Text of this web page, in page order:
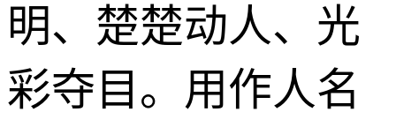
明、楚楚动人、光
彩夺目。用作人名